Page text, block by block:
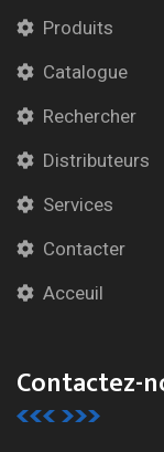
Produits
Catalogue
Rechercher
Distributeurs
Services
Contacter
Acceuil
Contactez-